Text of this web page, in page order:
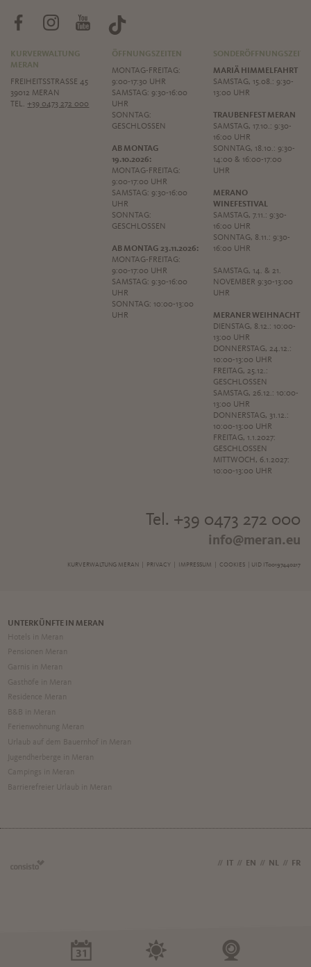
KURVERWALTUNG
MERAN
FREIHEITSSTRASSE 45
39012 MERAN
TEL.+39 0473 272 000
ÖFFNUNGSZEITEN
MONTAG-FREITAG:
9:00-17:30 UHR
SAMSTAG: 9:30-16:00
UHR
SONNTAG:
GESCHLOSSEN
AB MONTAG
19.10.2026:
MONTAG-FREITAG:
9:00-17:00 UHR
SAMSTAG: 9:30-16:00
UHR
SONNTAG:
GESCHLOSSEN
AB MONTAG 23.11.2026:
MONTAG-FREITAG:
9:00-17:00 UHR
SAMSTAG: 9:30-16:00
UHR
SONNTAG: 10:00-13:00
UHR
MARIÄ HIMMELFAHRT
SAMSTAG, 15.08.: 9:30-
13:00 UHR
TRAUBENFEST MERAN
SAMSTAG, 17.10.: 9:30-
16:00 UHR
SONNTAG, 18.10.: 9:30-
14:00 & 16:00-17:00
UHR
MERANO
WINEFESTIVAL
SAMSTAG, 7.11.: 9:30-
16:00 UHR
SONNTAG, 8.11.: 9:30-
16:00 UHR
SAMSTAG, 14. & 21.
NOVEMBER 9:30-13:00
UHR
MERANER WEIHNACHT
DIENSTAG, 8.12.: 10:00-
13:00 UHR
DONNERSTAG, 24.12.:
10:00-13:00 UHR
FREITAG, 25.12.:
GESCHLOSSEN
SAMSTAG, 26.12.: 10:00-
13:00 UHR
DONNERSTAG, 31.12.:
10:00-13:00 UHR
FREITAG, 1.1.2027:
GESCHLOSSEN
MITTWOCH, 6.1.2027:
10:00-13:00 UHR
Tel. +39 0473 272 000
info@meran.eu
KURVERWALTUNG MERAN | PRIVACY| IMPRESSUM COOKIES | UID IT00197440217
UNTERKÜNFTE IN MERAN
Hotels in Meran
Pensionen Meran
Garnis in Meran
Gasthöfe in Meran
Residence Meran
B&B in Meran
Ferienwohnung Meran
Urlaub auf dem Bauernhof in Meran
Jugendherberge in Meran
Campings in Meran
Barrierefreier Urlaub in Meran
// // EN // NL // FR